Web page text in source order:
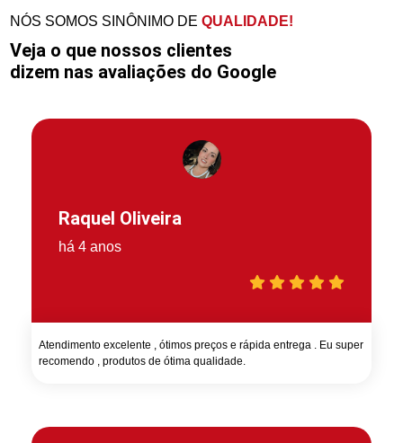
NÓS SOMOS SINÔNIMO DEQUALIDADE!
Veja o que nossos clientes
dizem nas avaliações do Google
Raquel Oliveira
há 4 anos
Atendimento excelente , ótimos preços e rápida entrega . Eu super
recomendo , produtos de ótima qualidade.